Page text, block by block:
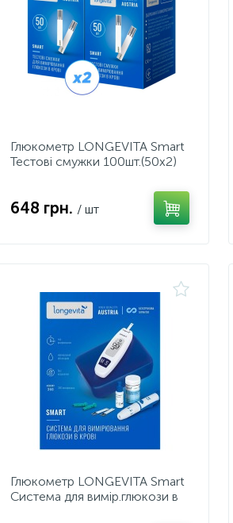
Глюкометр LONGEVITA Smart
Тестові смужки 100шт.(50х2)
648 грн. / шт
Глюкометр LONGEVITA Smart
Система для вимiр.глюкози в